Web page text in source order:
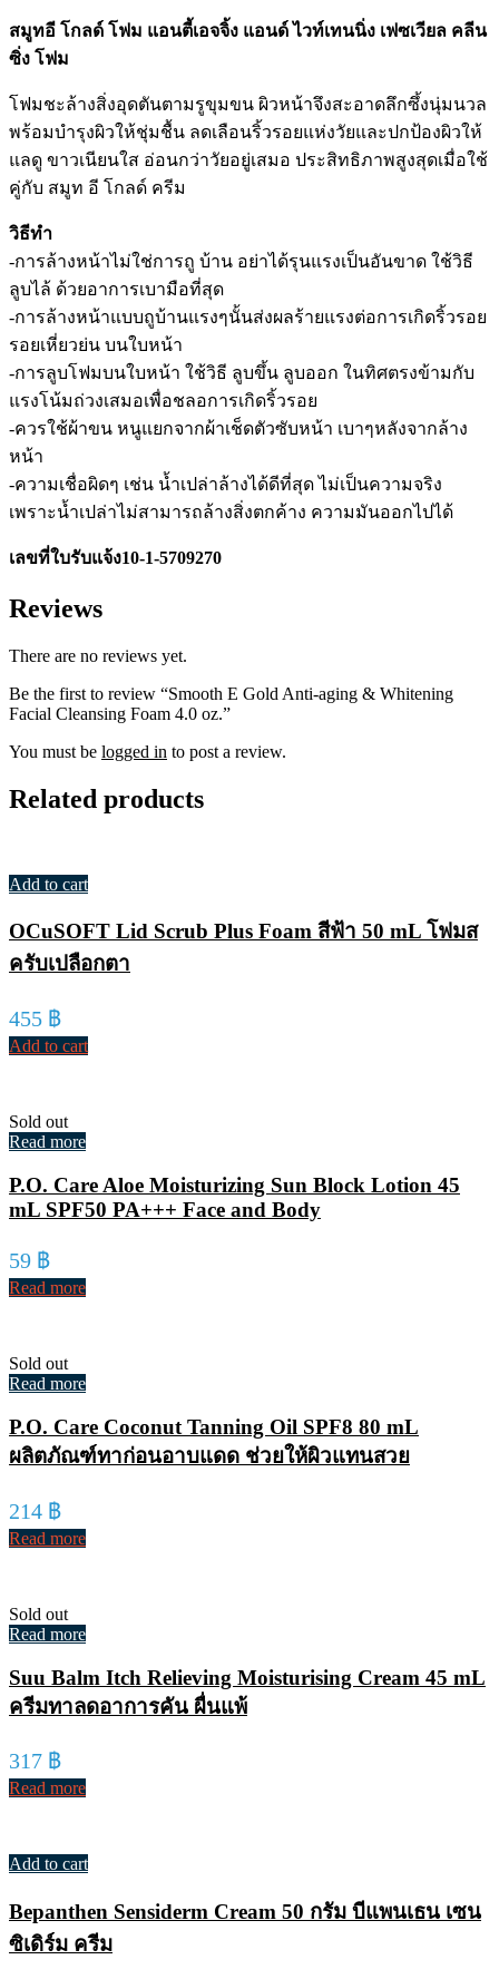
สมูทอี โกลด์ โฟม แอนตี้เอจจิ้ง แอนด์ ไวท์เทนนิ่ง เฟซเวียล คลีน
ซิ่ง โฟม
โฟมชะล้างสิ่งอุดตันตามรูขุมขน ผิวหน้าจึงสะอาดลึกซึ้งนุ่มนวล
พร้อมบำรุงผิวให้ชุ่มชื้น ลดเลือนริ้วรอยแห่งวัยและปกป้องผิวให้
แลดู ขาวเนียนใส อ่อนกว่าวัยอยู่เสมอ ประสิทธิภาพสูงสุดเมื่อใช้
คู่กับ สมูท อี โกลด์ ครีม
วิธีทำ
-การล้างหน้าไม่ใช่การถู บ้าน อย่าได้รุนแรงเป็นอันขาด ใช้วิธี
ลูบไล้ ด้วยอาการเบามือที่สุด
-การล้างหน้าแบบถูบ้านแรงๆนั้นส่งผลร้ายแรงต่อการเกิดริ้วรอย
รอยเหี่ยวย่น บนใบหน้า
-การลูบโฟมบนใบหน้า ใช้วิธี ลูบขึ้น ลูบออก ในทิศตรงข้ามกับ
แรงโน้มถ่วงเสมอเพื่อชลอการเกิดริ้วรอย
-ควรใช้ผ้าขน หนูแยกจากผ้าเช็ดตัวซับหน้า เบาๆหลังจากล้าง
หน้า
-ความเชื่อผิดๆ เช่น น้ำเปล่าล้างได้ดีที่สุด ไม่เป็นความจริง
เพราะน้ำเปล่าไม่สามารถล้างสิ่งตกค้าง ความมันออกไปได้
เลขที่ใบรับแจ้ง10-1-5709270
Reviews
There are no reviews yet.
Be the first to review “Smooth E Gold Anti-aging & Whitening
Facial Cleansing Foam 4.0 oz.”
You must be logged in to post a review.
Related products
Add to cart
OCuSOFT Lid Scrub Plus Foam สีฟ้า 50 mL โฟมส
ครับเปลือกตา
455 ฿
Add to cart
Sold out
Read more
P.O. Care Aloe Moisturizing Sun Block Lotion 45
mL SPF50 PA+++ Face and Body
59 ฿
Read more
Sold out
Read more
P.O. Care Coconut Tanning Oil SPF8 80 mL
ผลิตภัณฑ์ทาก่อนอาบแดด ช่วยให้ผิวแทนสวย
214 ฿
Read more
Sold out
Read more
Suu Balm Itch Relieving Moisturising Cream 45 mL
ครีมทาลดอาการคัน ผื่นแพ้
317 ฿
Read more
Add to cart
Bepanthen Sensiderm Cream 50 กรัม บีแพนเธน เซน
ซิเดิร์ม ครีม